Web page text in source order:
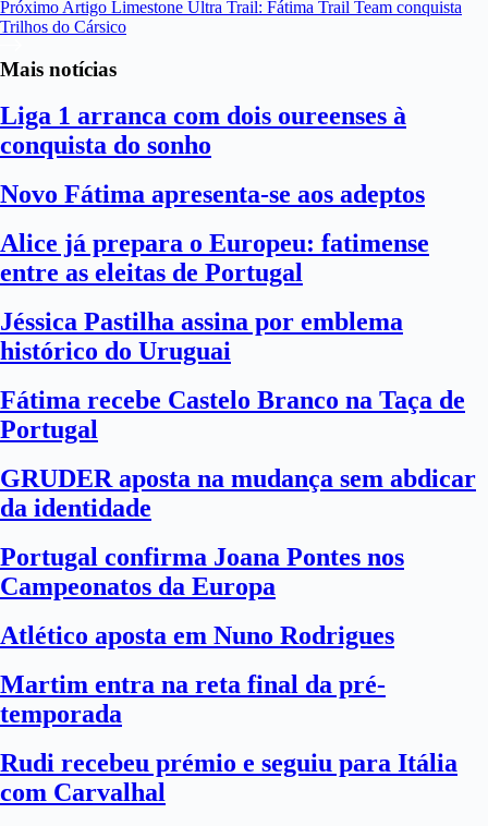
Próximo Artigo Limestone Ultra Trail: Fátima Trail Team conquista
Trilhos do Cársico
Mais notícias
Liga 1 arranca com dois oureenses à
conquista do sonho
Novo Fátima apresenta-se aos adeptos
Alice já prepara o Europeu: fatimense
entre as eleitas de Portugal
Jéssica Pastilha assina por emblema
histórico do Uruguai
Fátima recebe Castelo Branco na Taça de
Portugal
GRUDER aposta na mudança sem abdicar
da identidade
Portugal confirma Joana Pontes nos
Campeonatos da Europa
Atlético aposta em Nuno Rodrigues
Martim entra na reta final da pré-
temporada
Rudi recebeu prémio e seguiu para Itália
com Carvalhal